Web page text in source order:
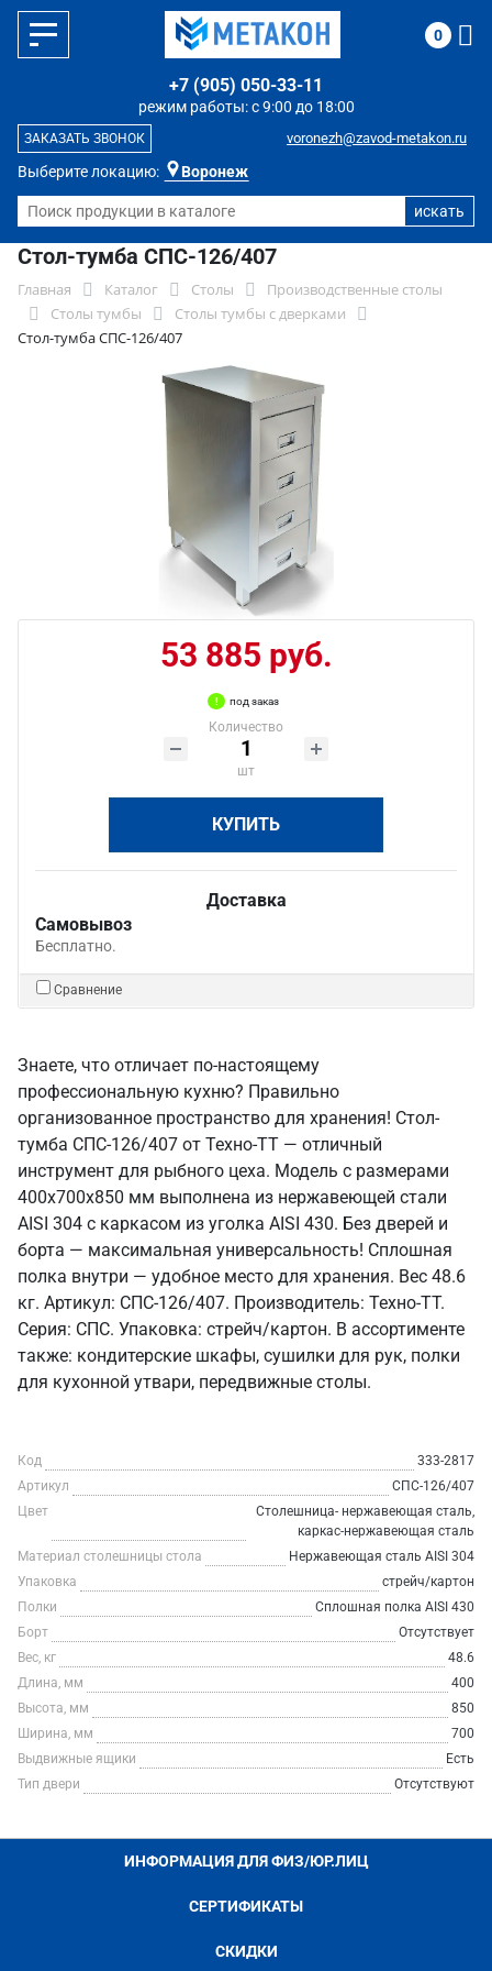
Выберите локацию: Воронеж
режим работы: с 9:00 до 18:00
+7 (905) 050-33-11
voronezh@zavod-metakon.ru
ЗАКАЗАТЬ ЗВОНОК
0
Стол-тумба СПС-126/407
Главная Каталог Столы
Производственные столы
Столы тумбы
Столы тумбы с дверками
Стол-тумба СПС-126/407
53 885 руб.
под заказ
Количество
шт
КУПИТЬ
Доставка
Самовывоз
Бесплатно.
Сравнение
Знаете, что отличает по-настоящему
профессиональную кухню? Правильно
организованное пространство для хранения! Стол-
тумба СПС-126/407 от Техно-ТТ — отличный
инструмент для рыбного цеха. Модель с размерами
400x700x850 мм выполнена из нержавеющей стали
AISI 304 с каркасом из уголка AISI 430. Без дверей и
борта — максимальная универсальность! Сплошная
полка внутри — удобное место для хранения. Вес 48.6
кг. Артикул: СПС-126/407. Производитель: Техно-ТТ.
Серия: СПС. Упаковка: стрейч/картон. В ассортименте
также: кондитерские шкафы, сушилки для рук, полки
для кухонной утвари, передвижные столы.
Код
333-2817
Артикул
СПС-126/407
Цвет
Столешница- нержавеющая сталь,
каркас-нержавеющая сталь
Материал столешницы стола
Нержавеющая сталь AISI 304
Упаковка
стрейч/картон
Полки
Сплошная полка AISI 430
Борт
Отсутствует
Вес, кг
48.6
Длина, мм
400
Высота, мм
850
Ширина, мм
700
Выдвижные ящики
Есть
Тип двери
Отсутствуют
ИНФОРМАЦИЯ ДЛЯ ФИЗ/ЮР.ЛИЦ
СЕРТИФИКАТЫ
СКИДКИ